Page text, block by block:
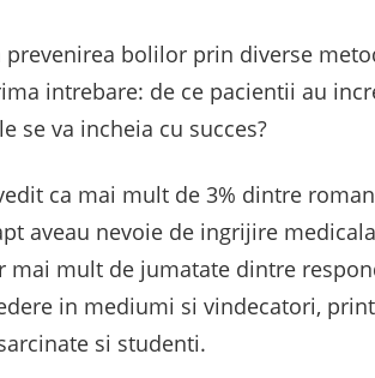
bolilor prin diverse
intrebare: de ce pacientii au
se va incheia cu succes?
ca mai mult de 3% dintre
aveau nevoie de ingrijire
mai mult de jumatate dintre
in mediumi si vindecatori,
si studenti.